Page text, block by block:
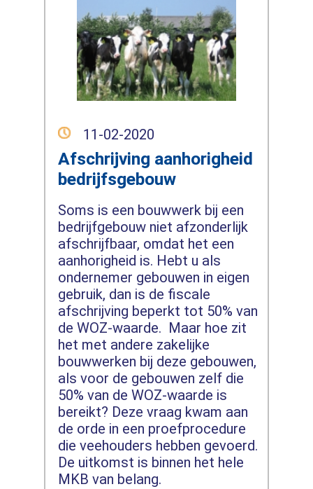
11-02-2020
Afschrijving aanhorigheid
bedrijfsgebouw
Soms is een bouwwerk bij een
bedrijfgebouw niet afzonderlijk
afschrijfbaar, omdat het een
aanhorigheid is. Hebt u als
ondernemer gebouwen in eigen
gebruik, dan is de fiscale
afschrijving beperkt tot 50% van
de WOZ-waarde. Maar hoe zit
het met andere zakelijke
bouwwerken bij deze gebouwen,
als voor de gebouwen zelf die
50% van de WOZ-waarde is
bereikt? Deze vraag kwam aan
de orde in een proefprocedure
die veehouders hebben gevoerd.
De uitkomst is binnen het hele
MKB van belang.